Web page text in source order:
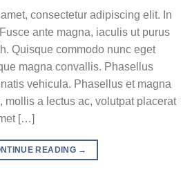
consectetur adipiscing elit. In
ante magna, iaculis ut purus
Quisque commodo nunc eget
magna convallis. Phasellus
vehicula. Phasellus et magna
mollis a lectus ac, volutpat placerat
[…]
READING →